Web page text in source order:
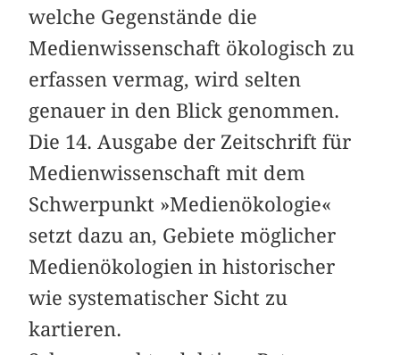
welche Gegenstände die
Medienwissenschaft ökologisch zu
erfassen vermag, wird selten
genauer in den Blick genommen.
Die 14. Ausgabe der Zeitschrift für
Medienwissenschaft mit dem
Schwerpunkt »Medienökologie«
setzt dazu an, Gebiete möglicher
Medienökologien in historischer
wie systematischer Sicht zu
kartieren.